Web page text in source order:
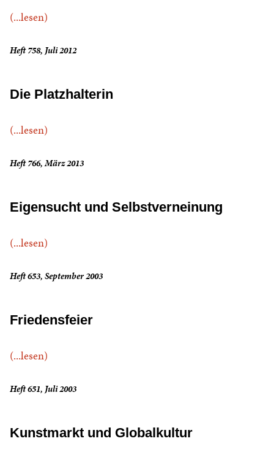
(...lesen)
Heft 758, Juli 2012
Die Platzhalterin
(...lesen)
Heft 766, März 2013
Eigensucht und Selbstverneinung
(...lesen)
Heft 653, September 2003
Friedensfeier
(...lesen)
Heft 651, Juli 2003
Kunstmarkt und Globalkultur